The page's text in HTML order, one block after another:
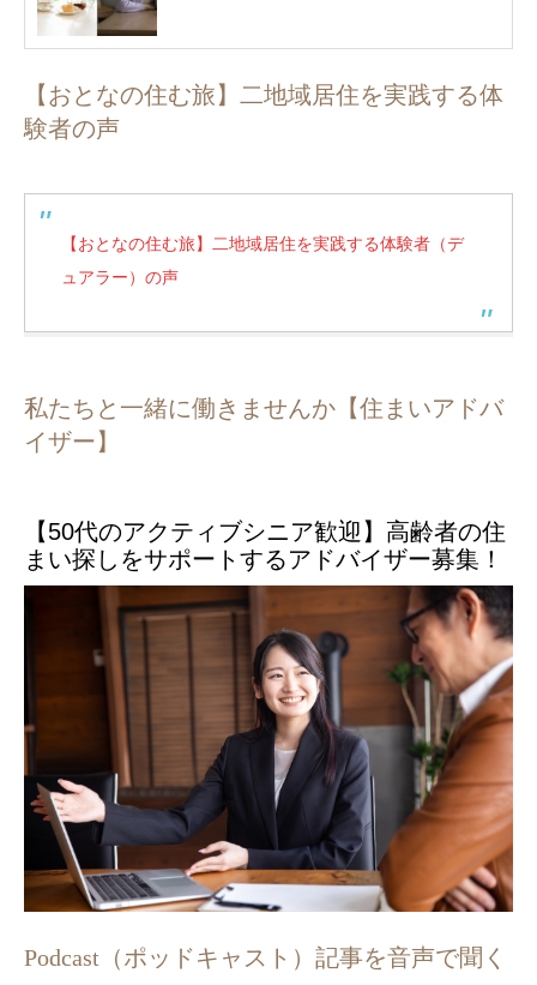
【おとなの住む旅】二地域居住を実践する体
験者の声
【おとなの住む旅】二地域居住を実践する体験者（デ
ュアラー）の声
私たちと一緒に働きませんか【住まいアドバ
イザー】
【50代のアクティブシニア歓迎】高齢者の住
まい探しをサポートするアドバイザー募集！
Podcast（ポッドキャスト）記事を音声で聞く